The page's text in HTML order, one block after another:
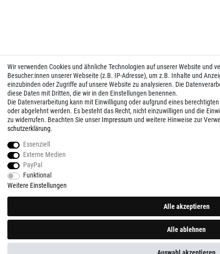
Wir verwenden Cookies und ähnliche Technologien auf unserer Website und
Besucher:innen unserer Webseite (z.B. IP-Adresse), um z.B. Inhalte und
einzubinden oder Zugriffe auf unsere Website zu analysieren. Die
diese Daten mit Dritten, die wir in den Einstellungen benennen.
Die Datenverarbeitung kann mit Einwilligung oder aufgrund eines
oder abgelehnt werden. Es besteht das Recht, nicht einzuwilligen und die
zu widerrufen. Beachten Sie unser Impressum und weitere Hinweise zur
schutz­erklärung.
Essenziell
Externe Medien
PayPal
Funktional
Weitere Einstellungen
Alle akzeptieren
Alle ablehnen
Auswahl akzeptieren